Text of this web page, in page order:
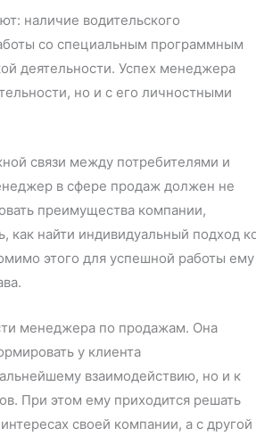
наличие водительского
со специальным программным
деятельности. Успех менеджера
но и с его личностными
связи между потребителями и
в сфере продаж должен не
преимущества компании,
как найти индивидуальный подход
этого для успешной работы ему
менеджера по продажам. Она
у клиента
взаимодействию, но и к
При этом ему приходится решать
своей компании, а с другой